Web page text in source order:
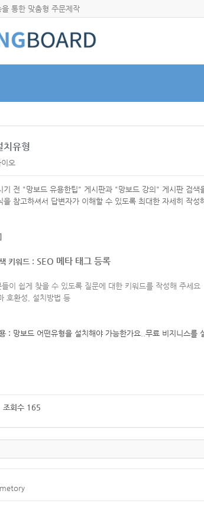
통한 맞춤형 주문제작
치유형
오
기 전 "망보드 유용한팁" 게시판과 "망보드 강의" 게시판 검색
을 참고하셔서 답변자가 이해할 수 있도록 최대한 자세히 작성
키워드 : SEO 메타 태그 등록
들이 쉽게 찾을 수 있도록 질문에 대한 키워드를 작성해 주세요
환성, 설치방법 등
: 망보드 어떤유형을 설치해야 가능한가요..무료 비지니스를
조회수 165